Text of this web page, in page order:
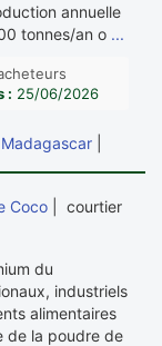
annuelle
tonnes/an o ...
: 25/06/2026
Madagascar
Coco| courtier
du
industriels
alimentaires
de la poudre de